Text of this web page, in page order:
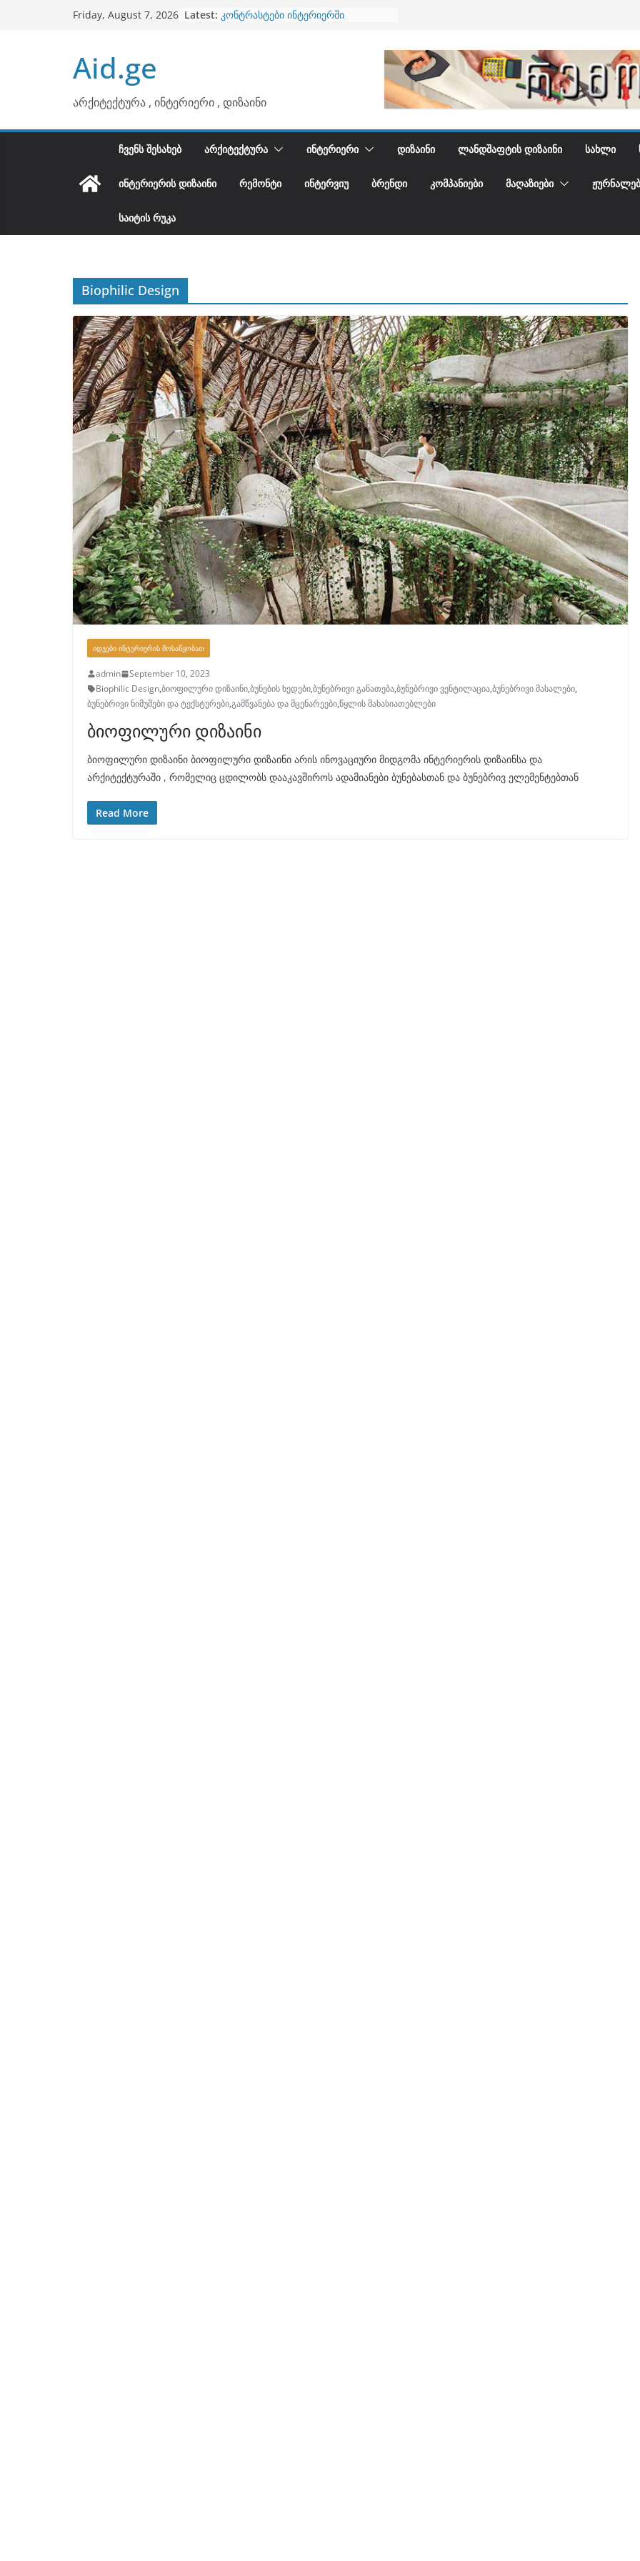
Friday, August 7, 2026 Latest: კონტრასტები ინტერიერში
Aid.ge
არქიტექტურა , ინტერიერი , დიზაინი
ᲩᲕᲔᲜᲡ ᲨᲔᲡᲐᲮᲔᲑ ᲐᲠᲥᲘᲢᲔᲥᲢᲣᲠᲐ ᲘᲜᲢᲔᲠᲘᲔᲠᲘ ᲓᲘᲖᲐᲘᲜᲘ ᲚᲐᲜᲓᲨᲐᲤᲢᲘᲡ ᲓᲘᲖᲐᲘᲜᲘ ᲡᲐᲮᲚᲘ
ᲘᲜᲢᲔᲠᲘᲔᲠᲘᲡ ᲓᲘᲖᲐᲘᲜᲘ ᲠᲔᲛᲝᲜᲢᲘ ᲘᲜᲢᲔᲠᲕᲘᲣ ᲑᲠᲔᲜᲓᲘ ᲙᲝᲛᲞᲐᲜᲘᲔᲑᲘ ᲛᲐᲦᲐᲖᲘᲔᲑᲘ
ᲡᲐᲘᲢᲘᲡ ᲠᲣᲙᲐ
Biophilic Design
ᲘᲓᲔᲔᲑᲘ ᲘᲜᲢᲔᲠᲘᲔᲠᲘᲡ ᲛᲝᲡᲐᲬᲧᲝᲑᲐᲗ
admin
September 10, 2023
Biophilic Design,ბიოფილური დიზაინი,ბუნების ხედები,ბუნებრივი განათება,ბუნებრივი ვენტილაცია,ბუნებრივი მასალები,
ბუნებრივი ნიმუშები და ტექსტურები,გამწვანება და მცენარეები,წყლის მახასიათებლები
ბიოფილური დიზაინი
ბიოფილური დიზაინი ბიოფილური დიზაინი არის ინოვაციური მიდგომა ინტერიერის დიზაინსა და
არქიტექტურაში , რომელიც ცდილობს დააკავშიროს ადამიანები ბუნებასთან და ბუნებრივ ელემენტებთან
Read More